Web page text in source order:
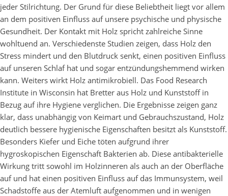
jeder Stilrichtung. Der Grund für diese Beliebtheit liegt vor allem
an dem positiven Einfluss auf unsere psychische und physische
Gesundheit. Der Kontakt mit Holz spricht zahlreiche Sinne
wohltuend an. Verschiedenste Studien zeigen, dass Holz den
Stress mindert und den Blutdruck senkt, einen positiven Einfluss
auf unseren Schlaf hat und sogar entzündungshemmend wirken
kann. Weiters wirkt Holz antimikrobiell. Das Food Research
Institute in Wisconsin hat Bretter aus Holz und Kunststoff in
Bezug auf ihre Hygiene verglichen. Die Ergebnisse zeigen ganz
klar, dass unabhängig von Keimart und Gebrauchszustand, Holz
deutlich bessere hygienische Eigenschaften besitzt als Kunststoff.
Besonders Kiefer und Eiche töten aufgrund ihrer
hygroskopischen Eigenschaft Bakterien ab. Diese antibakterielle
Wirkung tritt sowohl im Holzinneren als auch an der Oberfläche
auf und hat einen positiven Einfluss auf das Immunsystem, weil
Schadstoffe aus der Atemluft aufgenommen und in wenigen